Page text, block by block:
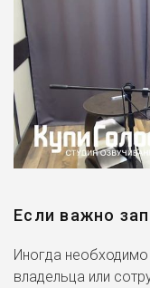
Если важно
Иногда необходимо
владельца или